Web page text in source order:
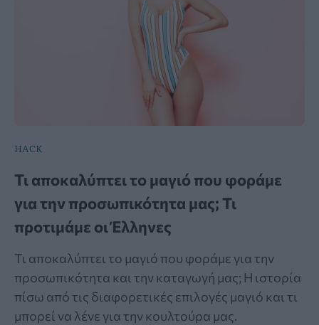
HACK
Τι αποκαλύπτει το μαγιό που φοράμε
για την προσωπικότητα μας; Τι
προτιμάμε οι Έλληνες
Τι αποκαλύπτει το μαγιό που φοράμε για την
προσωπικότητα και την καταγωγή μας; Η ιστορία
πίσω από τις διαφορετικές επιλογές μαγιό και τι
μπορεί να λένε για την κουλτούρα μας.